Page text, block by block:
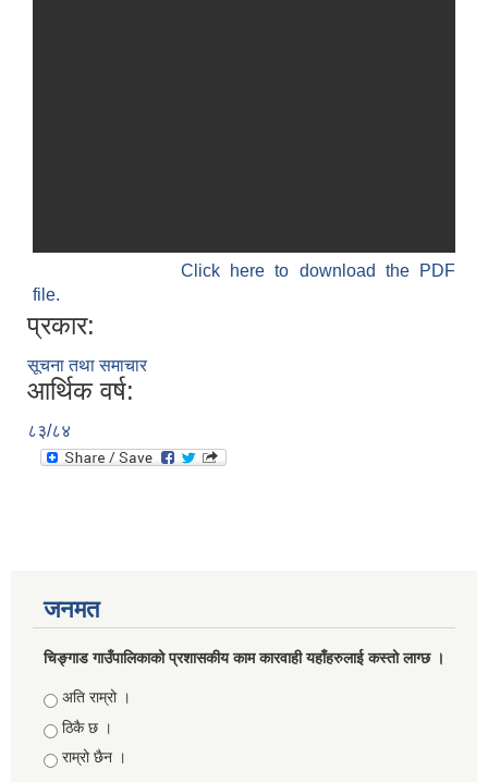
Click here to download the PDF
file.
प्रकार:
सूचना तथा समाचार
आर्थिक वर्ष:
८३/८४
जनमत
चिङ्गाड गाउँपालिकाको प्रशासकीय काम कारवाही यहाँहरुलाई कस्तो लाग्छ ।
Choices
अति राम्रो ।
ठिकै छ ।
राम्रो छैन ।